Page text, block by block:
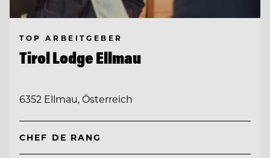
TOP ARBEITGEBER
Tirol Lodge Ellmau
6352 Ellmau, Österreich
CHEF DE RANG